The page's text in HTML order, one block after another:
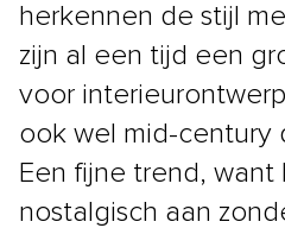
herkennen de stijl
zijn al een tijd een
voor
ook wel mid-century
Een fijne trend,
nostalgisch aan